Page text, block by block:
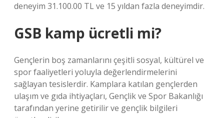
deneyim 31.100.00 TL ve 15 yıldan fazla deneyimdir.
GSB kamp ücretli mi?
Gençlerin boş zamanlarını çeşitli sosyal, kültürel ve
spor faaliyetleri yoluyla değerlendirmelerini
sağlayan tesislerdir. Kamplara katılan gençlerden
ulaşım ve gıda ihtiyaçları, Gençlik ve Spor Bakanlığı
tarafından yerine getirilir ve gençlik bilgileri